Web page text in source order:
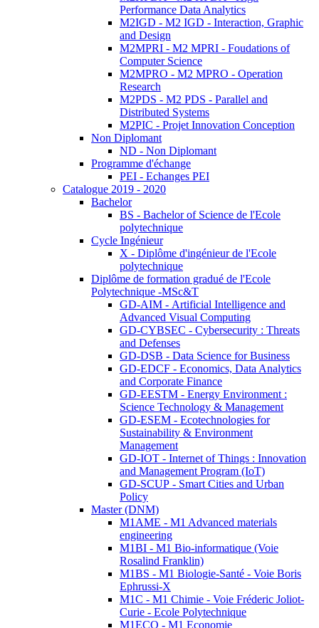
Performance Data Analytics
M2IGD - M2 IGD - Interaction, Graphic
and Design
M2MPRI - M2 MPRI - Foudations of
Computer Science
M2MPRO - M2 MPRO - Operation
Research
M2PDS - M2 PDS - Parallel and
Distributed Systems
M2PIC - Projet Innovation Conception
Non Diplomant
ND - Non Diplomant
Programme d'échange
PEI - Echanges PEI
Catalogue 2019 - 2020
Bachelor
BS - Bachelor of Science de l'Ecole
polytechnique
Cycle Ingénieur
X - Diplôme d'ingénieur de l'Ecole
polytechnique
Diplôme de formation gradué de l'Ecole
Polytechnique -MSc&T
GD-AIM - Artificial Intelligence and
Advanced Visual Computing
GD-CYBSEC - Cybersecurity : Threats
and Defenses
GD-DSB - Data Science for Business
GD-EDCF - Economics, Data Analytics
and Corporate Finance
GD-EESTM - Energy Environment :
Science Technology & Management
GD-ESEM - Ecotechnologies for
Sustainability & Environment
Management
GD-IOT - Internet of Things : Innovation
and Management Program (IoT)
GD-SCUP - Smart Cities and Urban
Policy
Master (DNM)
M1AME - M1 Advanced materials
engineering
M1BI - M1 Bio-informatique (Voie
Rosalind Franklin)
M1BS - M1 Biologie-Santé - Voie Boris
Ephrussi-X
M1C - M1 Chimie - Voie Fréderic Joliot-
Curie - Ecole Polytechnique
M1ECO - M1 Economie